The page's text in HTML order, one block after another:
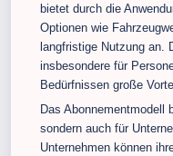
bietet durch die
Optionen wie
langfristige Nutzung an.
insbesondere für
Bedürfnissen große
Das Abonnementmodell
sondern auch für
Unternehmen können